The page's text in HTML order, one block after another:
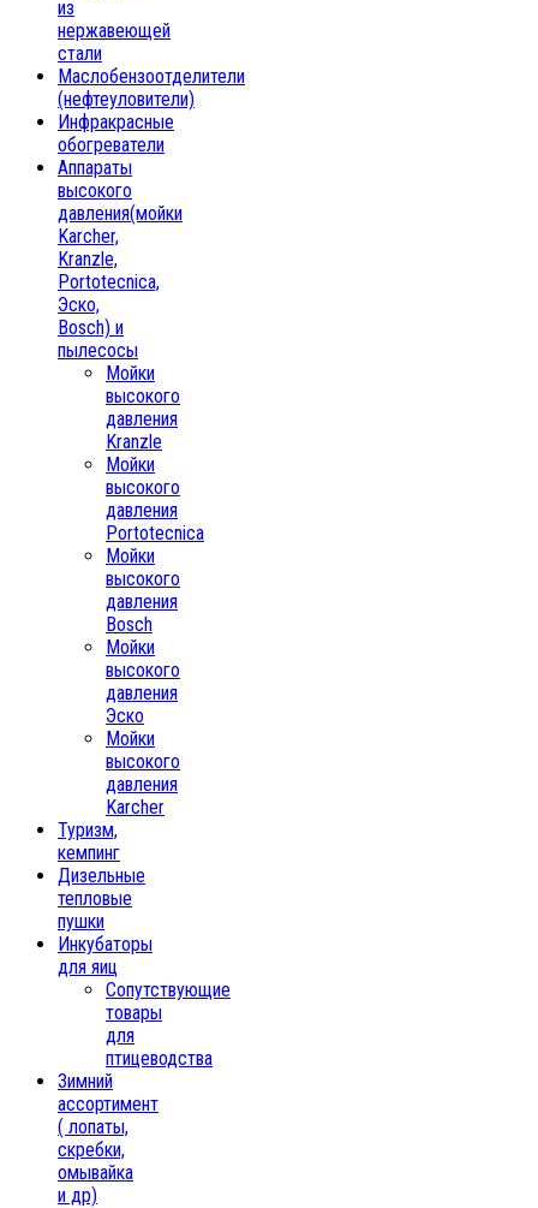
из
нержавеющей
стали
Маслобензоотделители
(нефтеуловители)
Инфракрасные
обогреватели
Аппараты
высокого
давления(мойки
Karcher,
Kranzle,
Portotecnica,
Эско,
Bosch) и
пылесосы
Мойки
высокого
давления
Kranzle
Мойки
высокого
давления
Portotecnica
Мойки
высокого
давления
Bosch
Мойки
высокого
давления
Эско
Мойки
высокого
давления
Karcher
Туризм,
кемпинг
Дизельные
тепловые
пушки
Инкубаторы
для яиц
Сопутствующие
товары
для
птицеводства
Зимний
ассортимент
( лопаты,
скребки,
омывайка
и др)